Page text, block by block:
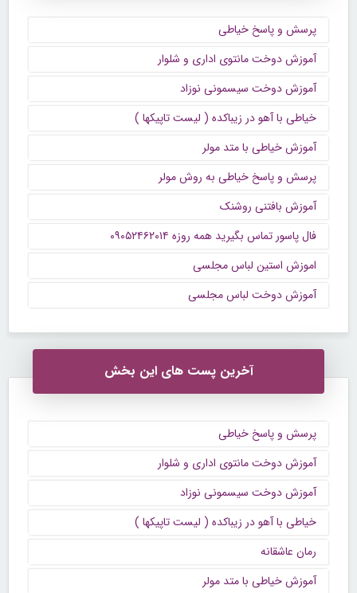
پرسش و پاسخ خیاطی
آموزش دوخت مانتوی اداری و شلوار
آموزش دوخت سیسمونی نوزاد
خیاطی با آهو در زیباکده ( لیست تاپیکها )
آموزش خیاطی با متد مولر
پرسش و پاسخ خیاطی به روش مولر
آموزش بافتنی روشنک
فال پاسور تماس بگیرید همه روزه ۰۹۰۵۲۴۶۲۰۱۴
اموزش استین لباس مجلسی
آموزش دوخت لباس مجلسی
آخرین پست های این بخش
پرسش و پاسخ خیاطی
آموزش دوخت مانتوی اداری و شلوار
آموزش دوخت سیسمونی نوزاد
خیاطی با آهو در زیباکده ( لیست تاپیکها )
رمان عاشقانه
آموزش خیاطی با متد مولر